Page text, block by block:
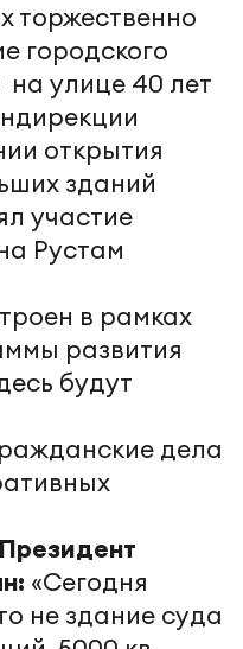
торжественно
городского
улице 40 лет
открытия
зданий
участие
Рустам
в рамках
развития
будут
дела
«Сегодня
не здание суда